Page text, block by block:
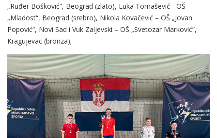
„Ruđer Bošković“, Beograd (zlato), Luka Tomašević - OŠ
„Mladost“, Beograd (srebro), Nikola Kovačević – OŠ „Jovan
Popović“, Novi Sad i Vuk Zaljevski – OŠ „Svetozar Marković”,
Kragujevac (bronza);